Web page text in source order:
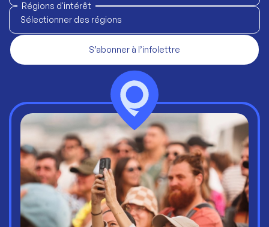
Régions d'intérêt
Sélectionner des régions
S’abonner à l’infolettre